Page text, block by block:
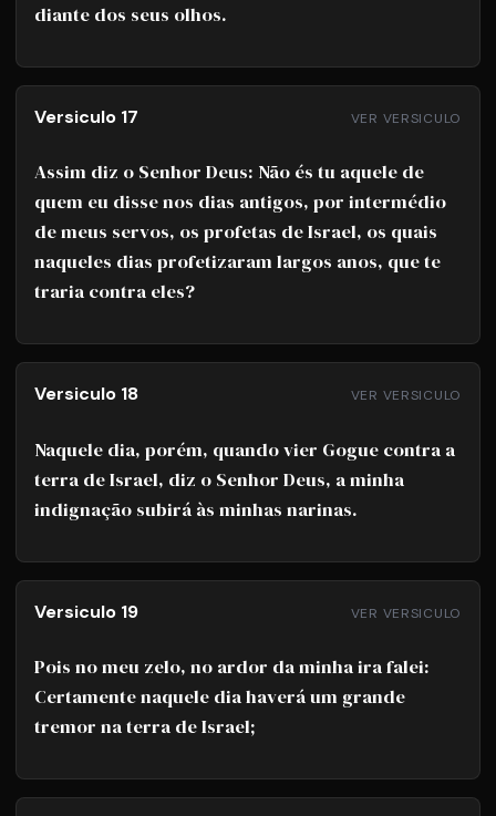
diante dos seus olhos.
Versiculo 17 VER VERSICULO
Assim diz o Senhor Deus: Não és tu aquele de
quem eu disse nos dias antigos, por intermédio
de meus servos, os profetas de Israel, os quais
naqueles dias profetizaram largos anos, que te
traria contra eles?
Versiculo 18 VER VERSICULO
Naquele dia, porém, quando vier Gogue contra a
terra de Israel, diz o Senhor Deus, a minha
indignação subirá às minhas narinas.
Versiculo 19 VER VERSICULO
Pois no meu zelo, no ardor da minha ira falei:
Certamente naquele dia haverá um grande
tremor na terra de Israel;